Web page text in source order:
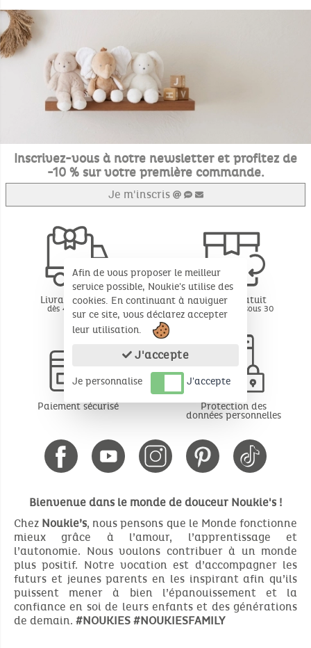
Inscrivez-vous à notre newsletter et profitez de
-10 % sur votre première commande.
Je m'inscris
Livraison offerte
dès 49€ d'achat
Retour gratuit
BE - FR - LU sous 30
jours*
Paiement sécurisé Protection des
données personnelles
Bienvenue dans le monde de douceur Noukie's !
Chez Noukie’s, nous pensons que le Monde fonctionne
mieux grâce à l’amour, l’apprentissage et
l’autonomie. Nous voulons contribuer à un monde
plus positif. Notre vocation est d’accompagner les
futurs et jeunes parents en les inspirant afin qu’ils
puissent mener à bien l’épanouissement et la
confiance en soi de leurs enfants et des générations
de demain. #NOUKIES #NOUKIESFAMILY
Afin de vous proposer le meilleur
service possible, Noukie's utilise des
cookies. En continuant à naviguer
sur ce site, vous déclarez accepter
leur utilisation.
J'accepte
Je personnalise J'accepte